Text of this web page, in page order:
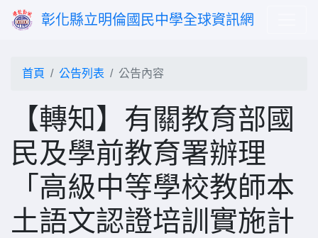
彰化縣立明倫國民中學全球資訊網
首頁 公告列表 公告內容
【轉知】有關教育部國
民及學前教育署辦理
「高級中等學校教師本
土語文認證培訓實施計